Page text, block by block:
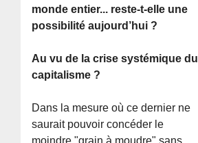
monde entier... reste-t-elle une
possibilité aujourd’hui ?
Au vu de la crise systémique du
capitalisme ?
Dans la mesure où ce dernier ne
saurait pouvoir concéder le